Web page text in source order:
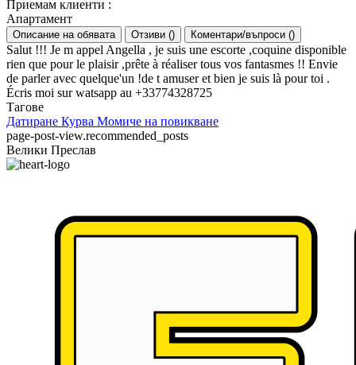
Приемам клиенти :
Апартамент
Описание на обявата Отзиви () Коментари/въпроси ()
Salut !!! Je m appel Angella , je suis une escorte ,coquine disponible
rien que pour le plaisir ,prête à réaliser tous vos fantasmes !! Envie
de parler avec quelque'un !de t amuser et bien je suis là pour toi .
Écris moi sur watsapp au +33774328725
Тагове
Датиране Курва Момиче на повикване
page-post-view.recommended_posts
Велики Преслав